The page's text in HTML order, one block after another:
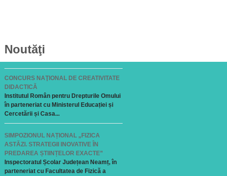
Noutăţi
CONCURS NAŢIONAL DE CREATIVITATE
DIDACTICĂ
Institutul Român pentru Drepturile Omului
în parteneriat cu Ministerul Educației și
Cercetării și Casa...
SIMPOZIONUL NAȚIONAL „FIZICA
ASTĂZI. STRATEGII INOVATIVE ÎN
PREDAREA ȘTIINȚELOR EXACTE”
Inspectoratul Școlar Județean Neamț, în
parteneriat cu Facultatea de Fizică a